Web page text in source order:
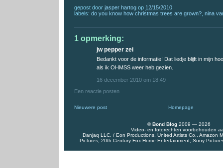
gepost door jasper hartog op 12/15/2010
labels: do you know how christmas trees are grown? nina
1 opmerking:
jw pepper zei
Bedankt voor de informatie! Dat liedje blijft in mijn
als ik OHMSS weer heb gezien.
16 december 2010 om 18:49
Een reactie posten
Nieuwere post Homepage
©Bond Blog2009 — 2026
Video- en fotorechten voorbehouden
Danjaq LLC. / Eon Productions, United Artists Co., Amazon
Pictures, 20th Century Fox Home Entertainment, Sony